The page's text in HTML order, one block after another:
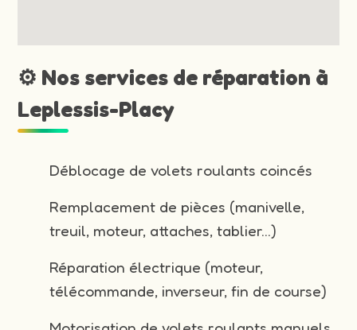
⚙️ Nos services de réparation à
Leplessis-Placy
Déblocage de volets roulants coincés
Remplacement de pièces (manivelle,
treuil, moteur, attaches, tablier…)
Réparation électrique (moteur,
télécommande, inverseur, fin de course)